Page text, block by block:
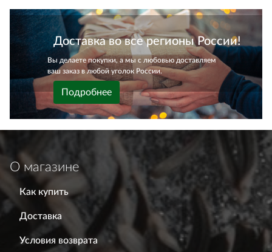
Доставка во все регионы России!
Вы делаете покупки, а мы с любовью доставляем
ваш заказ в любой уголок России.
Подробнее
О магазине
Как купить
Доставка
Условия возврата